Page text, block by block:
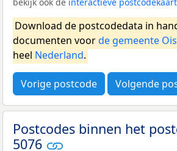
Download de postcodedata in
documenten voorde gemeente
heel Nederland.
Vorige postcode Volgende
Postcodes binnen het
5076